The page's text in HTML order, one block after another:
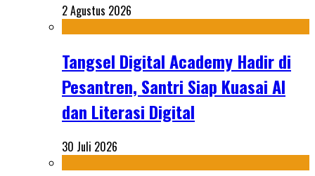
2 Agustus 2026
Tangsel Digital Academy Hadir di
Pesantren, Santri Siap Kuasai AI
dan Literasi Digital
30 Juli 2026